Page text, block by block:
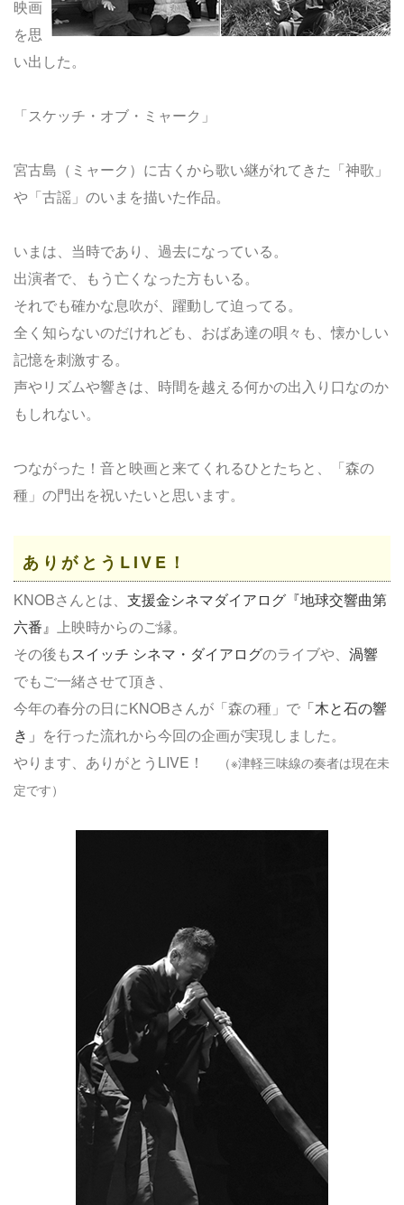
映画
を思
い出した。
「スケッチ・オブ・ミャーク」
宮古島（ミャーク）に古くから歌い継がれてきた「神歌」
や「古謡」のいまを描いた作品。
いまは、当時であり、過去になっている。
出演者で、もう亡くなった方もいる。
それでも確かな息吹が、躍動して迫ってる。
全く知らないのだけれども、おばあ達の唄々も、懐かしい
記憶を刺激する。
声やリズムや響きは、時間を越える何かの出入り口なのか
もしれない。
つながった！音と映画と来てくれるひとたちと、「森の
種」の門出を祝いたいと思います。
ありがとうLIVE！
KNOBさんとは、 支援金シネマダイアログ『地球交響曲第
六番』 上映時からのご縁。
その後もスイッチ シネマ・ダイアログのライブや、 渦響
でもご一緒させて頂き、
今年の春分の日にKNOBさんが「森の種」で 「木と石の響
き」 を行った流れから今回の企画が実現しました。
やります、ありがとうLIVE！
（※津軽三味線の奏者は現在未
定です）